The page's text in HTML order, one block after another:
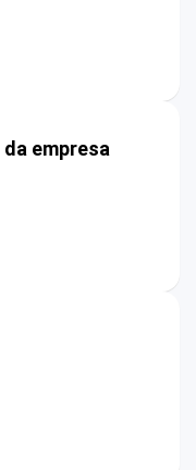
empresa